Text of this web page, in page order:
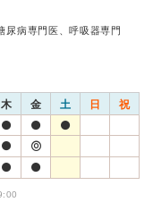
尿病専門医、呼吸器専門
木 金 土 日 祝